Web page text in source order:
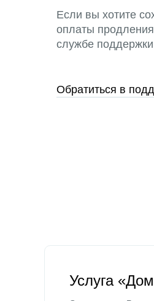
Если вы хотите
оплаты
службе
Обратиться в
Услуга